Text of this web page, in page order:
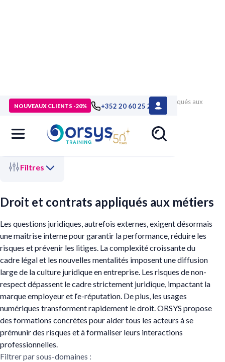
NOUVEAUX CLIENTS -20% +352 20 60 25 26
> Compétences métiers
> Droit et contrats appliqués aux
métiers
Droit et contrats appliqués aux métiers
Les questions juridiques, autrefois externes, exigent désormais
une maîtrise interne pour garantir la performance, réduire les
risques et prévenir les litiges. La complexité croissante du
cadre légal et les nouvelles mentalités imposent une diffusion
large de la culture juridique en entreprise. Les risques de non-
respect dépassent le cadre strictement juridique, impactant la
marque employeur et l‘e-réputation. De plus, les usages
numériques transforment rapidement le droit. ORSYS propose
des formations concrètes pour aider tous les acteurs à se
prémunir des risques et à formaliser leurs interactions
professionnelles.
Filtrer par sous-domaines :
Filtres